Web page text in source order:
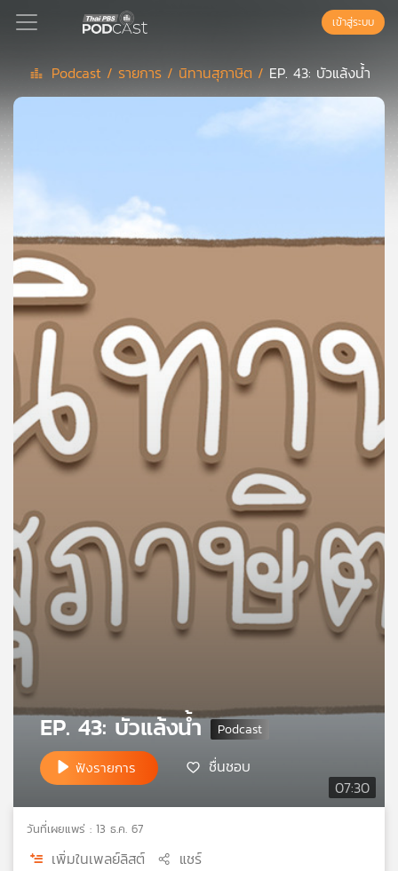
Podcast
แนะนำ
เพล
สต์
ของ
คุณ
บทความ
ข่าว
และ
กิจกรรม
เกี่ยว
ข่าย
วิทยุ
เข้าสู่ระบบ
Podcast / รายการ / นิทานสุภาษิต / EP. 43: บัวแล้งน้ำ
07:30
EP. 43: บัวแล้งน้ำ
ฟังรายการ ชื่นชอบ
วันที่เผยแพร่ : 13 ธ.ค. 67
เพิ่มในเพลย์ลิสต์ แชร์